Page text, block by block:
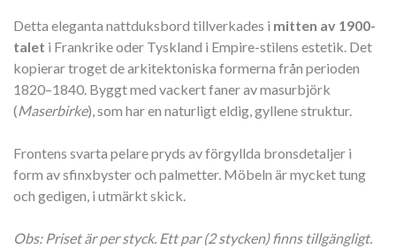
Detta eleganta nattduksbord tillverkades i mitten av 1900-
talet i Frankrike oder Tyskland i Empire-stilens estetik. Det
kopierar troget de arkitektoniska formerna från perioden
1820–1840. Byggt med vackert faner av masurbjörk
(Maserbirke), som har en naturligt eldig, gyllene struktur.
Frontens svarta pelare pryds av förgyllda bronsdetaljer i
form av sfinxbyster och palmetter. Möbeln är mycket tung
och gedigen, i utmärkt skick.
Obs: Priset är per styck. Ett par (2 stycken) finns tillgängligt.